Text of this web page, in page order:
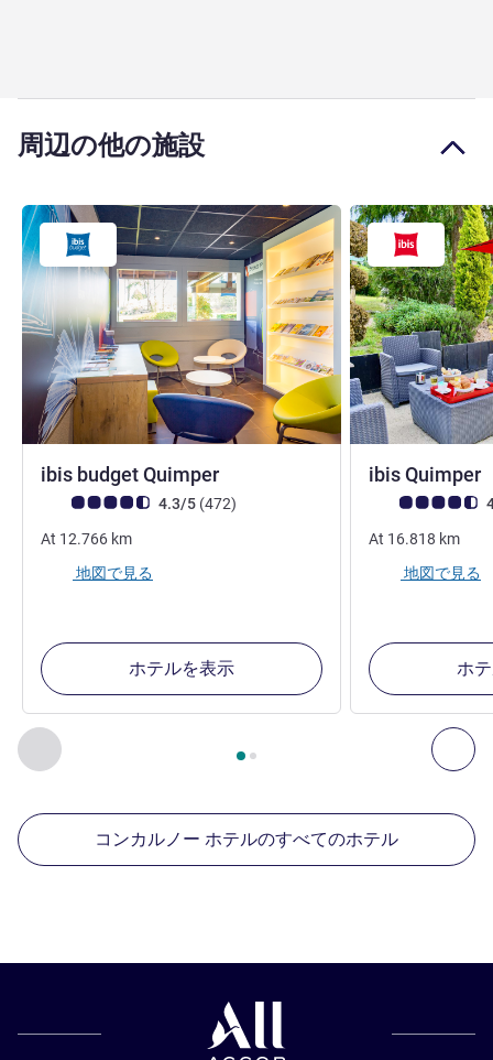
周辺の他の施設
前に戻る - 周辺の他の施設 次
2ページ中 , 周辺の他の施設 1 :, 周辺の他の施設 2
ibis budget Quimper
お客さまの声 (確認済みレビュー アコーホテルズ)
4.3/5 (472件のレビュー
)
At 12.766 km
地図で見る
ホテルを表示
ibis Quimper
お客さまの声 (
At 16.818 km
地図で見る
ホ
コンカルノー ホテルのすべてのホテル